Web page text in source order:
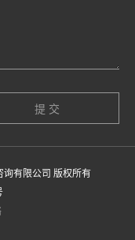
有限公司 版权所有